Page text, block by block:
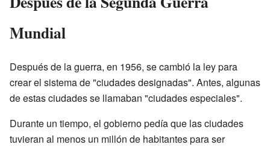
Mundial
Después de la guerra, en 1956, se cambió la ley para
crear el sistema de "ciudades designadas". Antes, algunas
de estas ciudades se llamaban "ciudades especiales".
Durante un tiempo, el gobierno pedía que las ciudades
tuvieran al menos un millón de habitantes para ser